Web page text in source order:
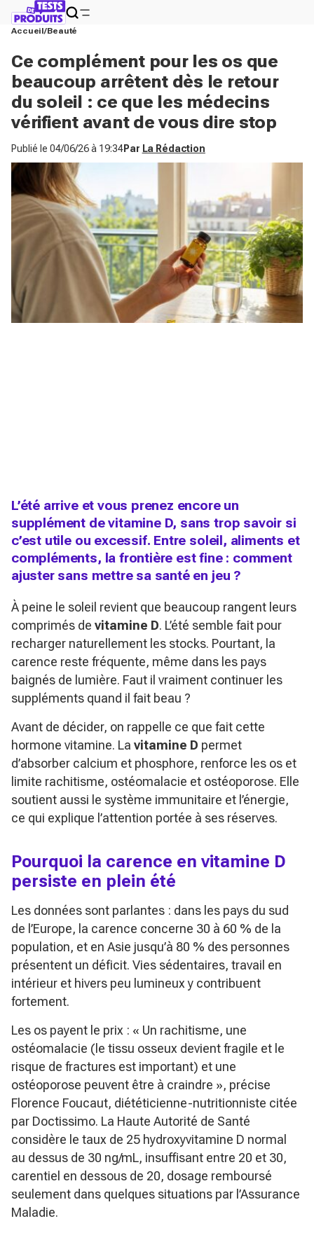
Accueil Beauté
Ce complément pour les os que
beaucoup arrêtent dès le retour
du soleil : ce que les médecins
vérifient avant de vous dire stop
Publié le 04/06/26 à 19:34Par La Rédaction
L’été arrive et vous prenez encore un
supplément de vitamine D, sans trop savoir si
c’est utile ou excessif. Entre soleil, aliments et
compléments, la frontière est fine : comment
ajuster sans mettre sa santé en jeu ?
À peine le soleil revient que beaucoup rangent leurs
comprimés de vitamine D. L’été semble fait pour
recharger naturellement les stocks. Pourtant, la
carence reste fréquente, même dans les pays
baignés de lumière. Faut il vraiment continuer les
suppléments quand il fait beau ?
Avant de décider, on rappelle ce que fait cette
hormone vitamine. La vitamine D permet
d’absorber calcium et phosphore, renforce les os et
limite rachitisme, ostéomalacie et ostéoporose. Elle
soutient aussi le système immunitaire et l’énergie,
ce qui explique l’attention portée à ses réserves.
Pourquoi la carence en vitamine D
persiste en plein été
Les données sont parlantes : dans les pays du sud
de l’Europe, la carence concerne 30 à 60 % de la
population, et en Asie jusqu’à 80 % des personnes
présentent un déficit. Vies sédentaires, travail en
intérieur et hivers peu lumineux y contribuent
fortement.
Les os payent le prix : « Un rachitisme, une
ostéomalacie (le tissu osseux devient fragile et le
risque de fractures est important) et une
ostéoporose peuvent être à craindre », précise
Florence Foucaut, diététicienne-nutritionniste citée
par Doctissimo. La Haute Autorité de Santé
considère le taux de 25 hydroxyvitamine D normal
au dessus de 30 ng/mL, insuffisant entre 20 et 30,
carentiel en dessous de 20, dosage remboursé
seulement dans quelques situations par l’Assurance
Maladie.